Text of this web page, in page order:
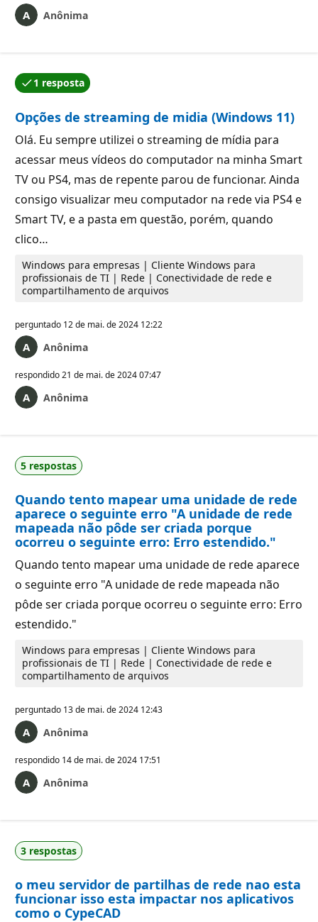
Anônima
1 resposta
Uma das respostas foi aceita pelo autor da pergunta.
Opções de streaming de midia (Windows 11)
Olá. Eu sempre utilizei o streaming de mídia para
acessar meus vídeos do computador na minha Smart
TV ou PS4, mas de repente parou de funcionar. Ainda
consigo visualizar meu computador na rede via PS4 e
Smart TV, e a pasta em questão, porém, quando
clico…
Windows para empresas | Cliente Windows para
profissionais de TI | Rede | Conectividade de rede e
compartilhamento de arquivos
perguntado 12 de mai. de 2024 12:22
Anônima
respondido21 de mai. de 2024 07:47
Anônima
5 respostas
Quando tento mapear uma unidade de rede
aparece o seguinte erro "A unidade de rede
mapeada não pôde ser criada porque
ocorreu o seguinte erro: Erro estendido."
Quando tento mapear uma unidade de rede aparece
o seguinte erro "A unidade de rede mapeada não
pôde ser criada porque ocorreu o seguinte erro: Erro
estendido."
Windows para empresas | Cliente Windows para
profissionais de TI | Rede | Conectividade de rede e
compartilhamento de arquivos
perguntado 13 de mai. de 2024 12:43
Anônima
respondido 14 de mai. de 2024 17:51
Anônima
3 respostas
o meu servidor de partilhas de rede nao esta
funcionar isso esta impactar nos aplicativos
como o CypeCAD